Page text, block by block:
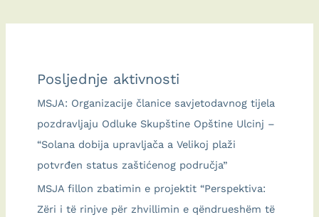
vendlindjen
Posljednje aktivnosti
MSJA: Organizacije članice savjetodavnog tijela
pozdravljaju Odluke Skupštine Opštine Ulcinj –
“Solana dobija upravljača a Velikoj plaži
potvrđen status zaštićenog područja”
MSJA fillon zbatimin e projektit “Perspektiva:
Zëri i të rinjve për zhvillimin e qëndrueshëm të